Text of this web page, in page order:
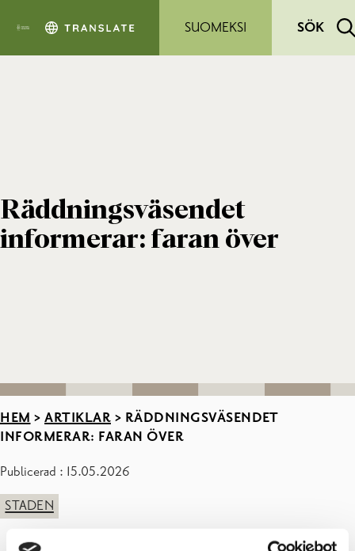
SUOMEKSI
SÖK
Räddningsväsendet
informerar: faran över
HEM > ARTIKLAR > RÄDDNINGSVÄSENDET
INFORMERAR: FARAN ÖVER
Publicerad : 15.05.2026
STADEN